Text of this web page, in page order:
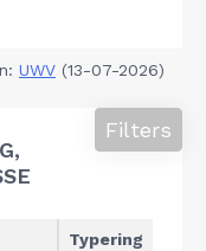
UWV (13-07-2026)
Filters